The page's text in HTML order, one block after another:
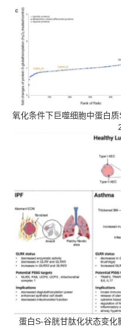
氧化条件下巨噬细胞中蛋白
蛋白S-谷胱甘肽化状态变化